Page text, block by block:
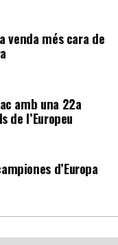
venda més cara de
amb una 22a
de l’Europeu
d’Europa